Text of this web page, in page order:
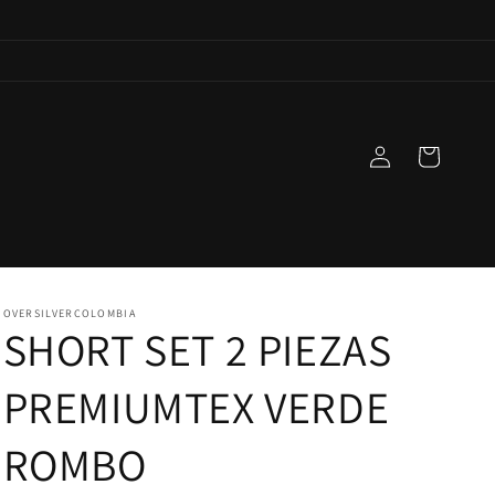
sesión
Carrito
OVERSILVERCOLOMBIA
SHORT SET 2 PIEZAS
PREMIUMTEX VERDE
ROMBO